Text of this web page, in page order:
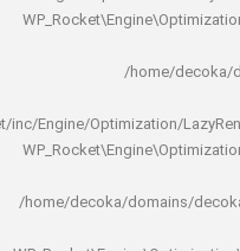
/
rocket/inc/Engine/
/home/decoka/